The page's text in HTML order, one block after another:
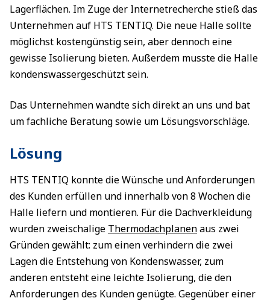
Lagerflächen. Im Zuge der Internetrecherche stieß das
Unternehmen auf HTS TENTIQ. Die neue Halle sollte
möglichst kostengünstig sein, aber dennoch eine
gewisse Isolierung bieten. Außerdem musste die Halle
kondenswassergeschützt sein.
Das Unternehmen wandte sich direkt an uns und bat
um fachliche Beratung sowie um Lösungsvorschläge.
Lösung
HTS TENTIQ konnte die Wünsche und Anforderungen
des Kunden erfüllen und innerhalb von 8 Wochen die
Halle liefern und montieren. Für die Dachverkleidung
wurden zweischalige Thermodachplanenaus zwei
Gründen gewählt: zum einen verhindern die zwei
Lagen die Entstehung von Kondenswasser, zum
anderen entsteht eine leichte Isolierung, die den
Anforderungen des Kunden genügte. Gegenüber einer